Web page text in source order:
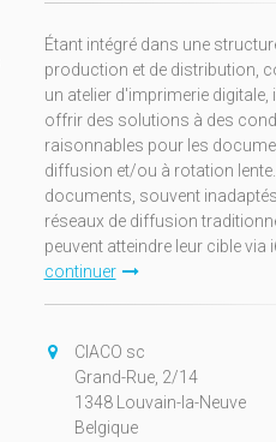
Étant intégré dans une
production et de distribution,
un atelier d'imprimerie digitale,
offrir des solutions à des
raisonnables pour les
diffusion et/ou à rotation lente.
documents, souvent
réseaux de diffusion
peuvent atteindre leur cible via
continuer
CIACO sc
Grand-Rue, 2/14
1348 Louvain-la-Neuve
Belgique